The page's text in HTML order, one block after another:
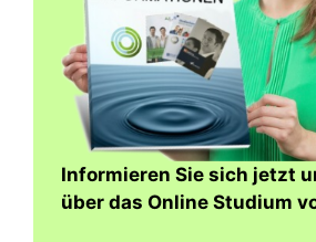
Informieren Sie sich jetzt
über das Online Studium